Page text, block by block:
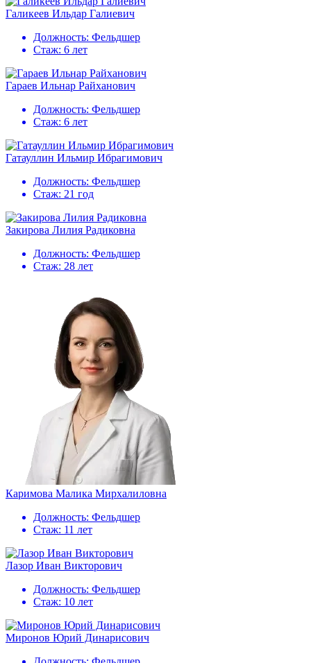
Галикеев Ильдар Галиевич
Должность: Фельдшер
Стаж: 6 лет
Гараев Ильнар Райханович
Должность: Фельдшер
Стаж: 6 лет
Гатауллин Ильмир Ибрагимович
Должность: Фельдшер
Стаж: 21 год
Закирова Лилия Радиковна
Должность: Фельдшер
Стаж: 28 лет
Каримова Малика Мирхалиловна
Должность: Фельдшер
Стаж: 11 лет
Лазор Иван Викторович
Должность: Фельдшер
Стаж: 10 лет
Миронов Юрий Динарисович